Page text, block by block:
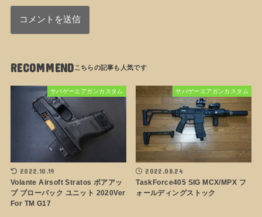
RECOMMEND
サバゲーエアガンカスタム
2022.10.19
Volante Airsoft Stratos ボアアッ
プ ブローバック ユニット 2020Ver
For TM G17
サバゲーエアガンカスタム
2022.08.24
TaskForce405 SIG MCX/MPX フ
ォールディングストック